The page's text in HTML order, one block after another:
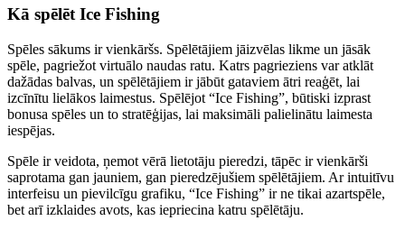
Kā spēlēt Ice Fishing
Spēles sākums ir vienkāršs. Spēlētājiem jāizvēlas likme un jāsāk
spēle, pagriežot virtuālo naudas ratu. Katrs pagrieziens var atklāt
dažādas balvas, un spēlētājiem ir jābūt gataviem ātri reaģēt, lai
izcīnītu lielākos laimestus. Spēlējot “Ice Fishing”, būtiski izprast
bonusa spēles un to stratēģijas, lai maksimāli palielinātu laimesta
iespējas.
Spēle ir veidota, ņemot vērā lietotāju pieredzi, tāpēc ir vienkārši
saprotama gan jauniem, gan pieredzējušiem spēlētājiem. Ar intuitīvu
interfeisu un pievilcīgu grafiku, “Ice Fishing” ir ne tikai azartspēle,
bet arī izklaides avots, kas iepriecina katru spēlētāju.